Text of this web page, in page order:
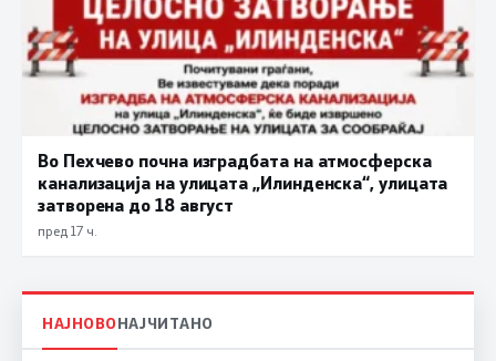
Во Пехчево почна изградбата на атмосферска
канализација на улицата „Илинденска“, улицата
затворена до 18 август
пред 17 ч.
НАЈНОВОНАЈЧИТАНО